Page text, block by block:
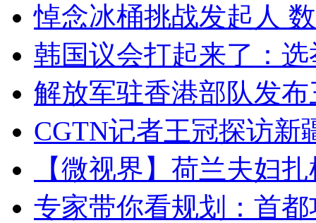
悼念冰桶挑战发起人
韩国议会打起来了：
解放军驻香港部队发
CGTN记者王冠探访新
【微视界】荷兰夫妇
专家带你看规划：首